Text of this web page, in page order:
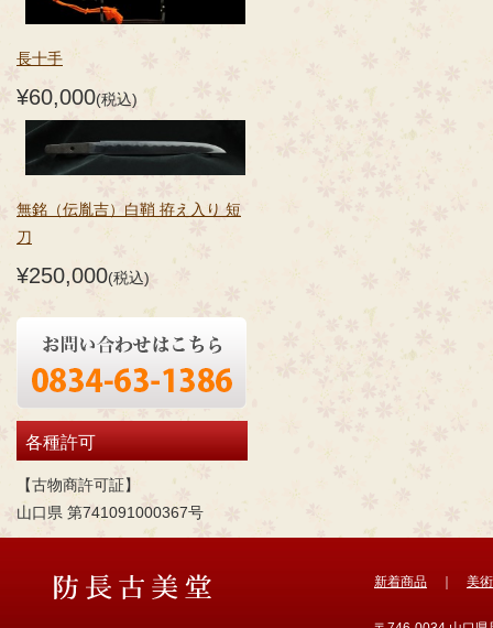
長十手
¥60,000(税込)
無銘（伝胤吉）白鞘 拵え入り 短
刀
¥250,000(税込)
各種許可
【古物商許可証】
山口県 第741091000367号
新着商品 美